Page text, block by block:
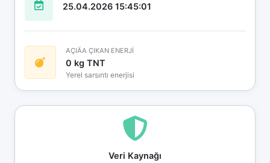
25.04.2026 15:45:01
AÇIÄA ÇIKAN ENERJİ
0 kg TNT
Yerel sarsıntı enerjisi
Veri Kaynağı